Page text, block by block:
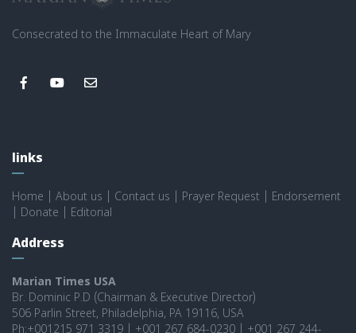
Consecrated to the Immaculate Heart of Mary
links
Home About us Contact us Prayer Request
Endorsement
Donate Editorial
Address
Marian Times USA
Br. Dominic P.D (Chairman & Executive Director)
506 Parlin Street, Philadelphia, PA 19116, USA
Ph:+001215 971 3319 | +001 267 684-0230 | +001 267 244-